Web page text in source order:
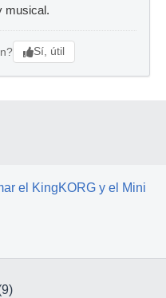
musical.
Sí, útil
el KingKORG y el Mini